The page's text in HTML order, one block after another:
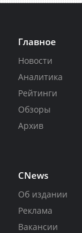
Главное
Новости
Аналитика
Рейтинги
Обзоры
Архив
CNews
Об издании
Реклама
Вакансии